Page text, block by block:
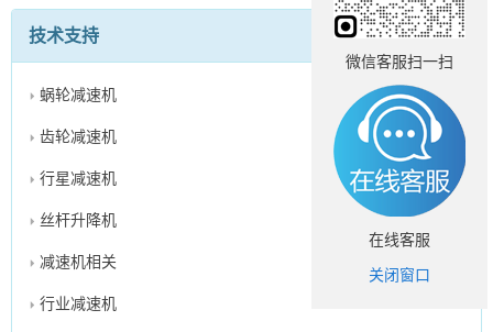
技术支持
蜗轮减速机
齿轮减速机
行星减速机
丝杆升降机
减速机相关
行业减速机
微信客服扫一扫
在线客服
关闭窗口